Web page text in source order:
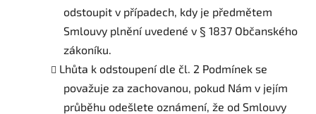
odstoupit v případech, kdy je předmětem
Smlouvy plnění uvedené v § 1837 Občanského
zákoníku.
Lhůta k odstoupení dle čl. 2 Podmínek se
považuje za zachovanou, pokud Nám v jejím
průběhu odešlete oznámení, že od Smlouvy